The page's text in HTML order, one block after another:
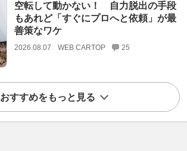
空転して動かない！ 自力脱出の手段
もあれど「すぐにプロへと依頼」が最
善策なワケ
2026.08.07 WEB CARTOP 25
おすすめをもっと見る